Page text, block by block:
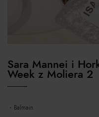
Sara Mannei i
Week z Moliera 2
balmain